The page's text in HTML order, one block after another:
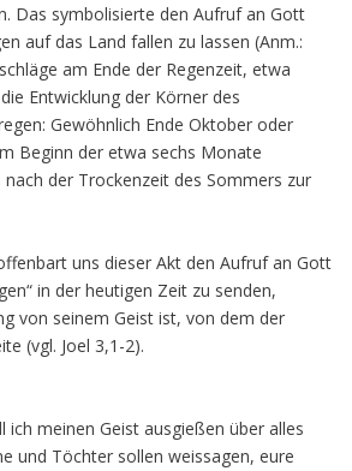
Das symbolisierte den Aufruf an Gott
auf das Land fallen zu lassen (Anm.:
am Ende der Regenzeit, etwa
Entwicklung der Körner des
Gewöhnlich Ende Oktober oder
Beginn der etwa sechs Monate
der Trockenzeit des Sommers zur
uns dieser Akt den Aufruf an Gott
in der heutigen Zeit zu senden,
von seinem Geist ist, von dem der
(vgl. Joel 3,1-2).
ich meinen Geist ausgießen über alles
und Töchter sollen weissagen, eure